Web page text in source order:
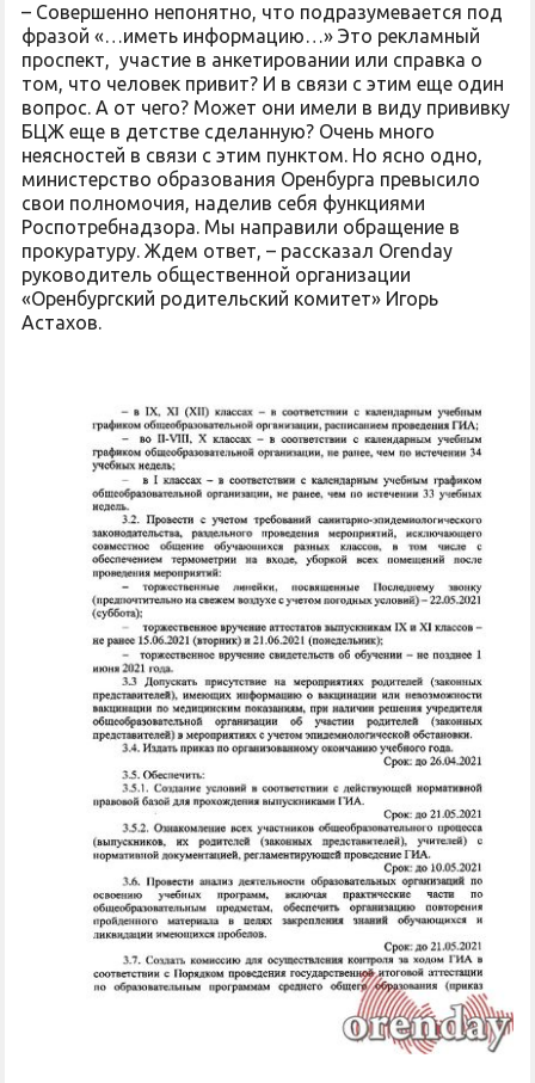
– Совершенно непонятно, что подразумевается под
фразой «…иметь информацию…» Это рекламный
проспект, участие в анкетировании или справка о
том, что человек привит? И в связи с этим еще один
вопрос. А от чего? Может они имели в виду прививку
БЦЖ еще в детстве сделанную? Очень много
неясностей в связи с этим пунктом. Но ясно одно,
министерство образования Оренбурга превысило
свои полномочия, наделив себя функциями
Роспотребнадзора. Мы направили обращение в
прокуратуру. Ждем ответ, – рассказал Orenday
руководитель общественной организации
«Оренбургский родительский комитет» Игорь
Астахов.